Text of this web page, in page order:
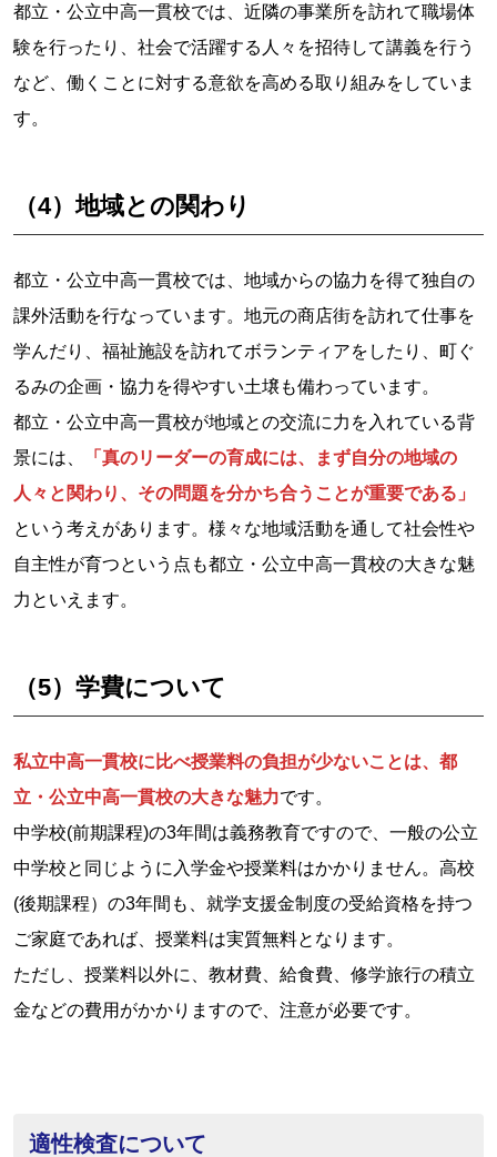
都立・公立中高一貫校では、近隣の事業所を訪れて職場体
験を行ったり、社会で活躍する人々を招待して講義を行う
など、働くことに対する意欲を高める取り組みをしていま
す。
（4）地域との関わり
都立・公立中高一貫校では、地域からの協力を得て独自の
課外活動を行なっています。地元の商店街を訪れて仕事を
学んだり、福祉施設を訪れてボランティアをしたり、町ぐ
るみの企画・協力を得やすい土壌も備わっています。
都立・公立中高一貫校が地域との交流に力を入れている背
景には、
「真のリーダーの育成には、まず自分の地域の
人々と関わり、その問題を分かち合うことが重要である」
という考えがあります。様々な地域活動を通して社会性や
自主性が育つという点も都立・公立中高一貫校の大きな魅
力といえます。
（5）学費について
私立中高一貫校に比べ授業料の負担が少ないことは、都
立・公立中高一貫校の大きな魅力です。
中学校(前期課程)の3年間は義務教育ですので、一般の公立
中学校と同じように入学金や授業料はかかりません。高校
(後期課程）の3年間も、就学支援金制度の受給資格を持つ
ご家庭であれば、授業料は実質無料となります。
ただし、授業料以外に、教材費、給食費、修学旅行の積立
金などの費用がかかりますので、注意が必要です。
適性検査について